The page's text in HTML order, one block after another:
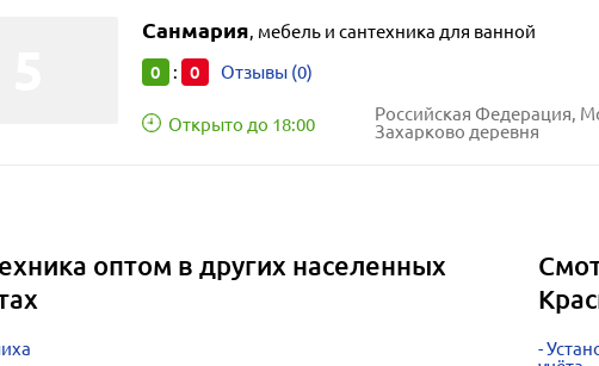
Санмария, мебель и сантехника для ванной
0 : 0 Отзывы (0)
Открыто до 18:00
Захарково деревня
оптом в других населенных